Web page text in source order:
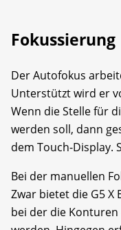
Fokussierung
Der Autofokus
Unterstützt wird er
Wenn die Stelle für
werden soll, dann
dem Touch-Display.
Bei der manuellen
Zwar bietet die G5 X
bei der die